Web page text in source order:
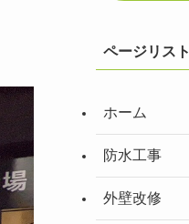
ページリスト
ホーム
防水工事
外壁改修